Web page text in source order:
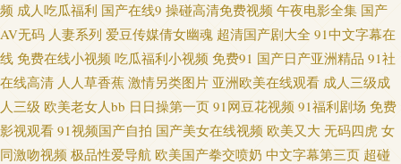
亚洲私人影院 av男人天堂手机 国产VA在线 久久撸视频 青青草国产播放 午夜
男女福利 91桃色国产探花 超碰狠狠操 国产一起色 欧美伊人日逼视频 影音先
锋红杏AV AV韩日 福利社午夜 欧美经品h片 四虎影院最新地址 91叉插叉 变
态另类调教 国产日韩欧美黄色 老湿影院体验区 婷婷日本 91熟女热 丁香久久
频 成人吃瓜福利 国产在线9 操碰高清免费视频 午夜电影全集 国产
AV无码 人妻系列 爱豆传媒倩女幽魂 超清国产剧大全 91中文字幕在
线 免费在线小视频 吃瓜福利小视频 免费91 国产日产亚洲精品 91社
在线高清 人人草香蕉 激情另类图片 亚洲欧美在线观看 成人三级成
人三级 欧美老女人bb 日日操第一页 91网豆花视频 91福利剧场 免费
影视观看 91视频国产自拍 国产美女在线视频 欧美又大 无码四虎 女
同激吻视频 极品性爱导航 欧美国产拳交喷奶 中文字幕第三页 超碰